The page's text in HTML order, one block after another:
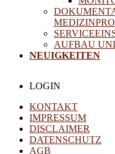
AUFBAU
NEUIGKEITEN
LOGIN
KONTAKT
IMPRESSUM
DISCLAIMER
DATENSCHUTZ
AGB